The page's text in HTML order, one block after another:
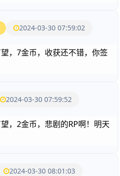
2024-03-30 07:59:02
，7金币，收获还不错，你签
2024-03-30 07:59:52
，2金币，悲剧的RP啊！明天
2024-03-30 08:01:03